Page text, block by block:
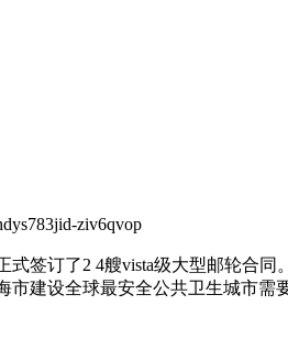
ziv6qvop
签订了2 4艘vista级大型邮轮
建设全球最安全公共卫生城市需